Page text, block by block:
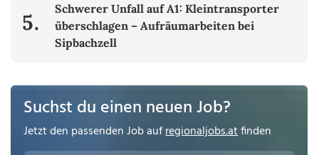
5.
Schwerer Unfall auf A1: Kleintransporter
überschlagen – Aufräumarbeiten bei
Sipbachzell
Suchst du einen neuen Job?
Jetzt den passenden Job aufregionaljobs.atfinden